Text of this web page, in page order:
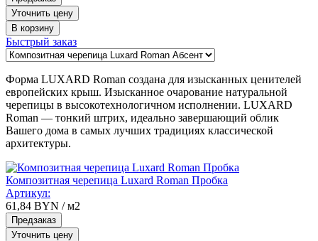
Уточнить цену
В корзину
Быстрый заказ
Форма LUXARD Roman создана для изысканных ценителей
европейских крыш. Изысканное очарование натуральной
черепицы в высокотехнологичном исполнении. LUXARD
Roman — тонкий штрих, идеально завершающий облик
Вашего дома в самых лучших традициях классической
архитектуры.
Композитная черепица Luxard Roman Пробка
Артикул:
61,84 BYN / м2
Предзаказ
Уточнить цену